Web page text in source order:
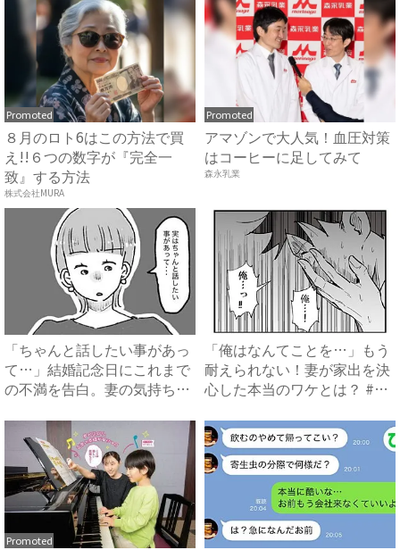
Promoted
８月のロト6はこの方法で買
え!!６つの数字が『完全一
致』する方法
株式会社MURA
Promoted
アマゾンで大人気！血圧対策
はコーヒーに足してみて
森永乳業
「ちゃんと話したい事があっ
て…」結婚記念日にこれまで
の不満を告白。妻の気持ち
「俺はなんてことを…」もう
耐えられない！妻が家出を決
心した本当のワケとは？ #
Promoted